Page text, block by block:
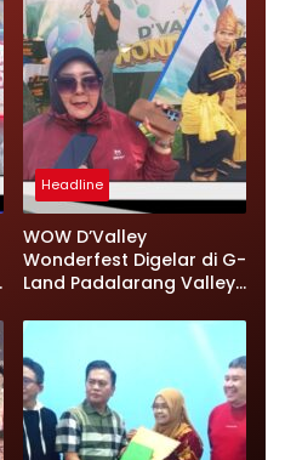
Headline
WOW D’Valley
Wonderfest Digelar di G-
Land Padalarang Valley,
dan UMKM Lokal